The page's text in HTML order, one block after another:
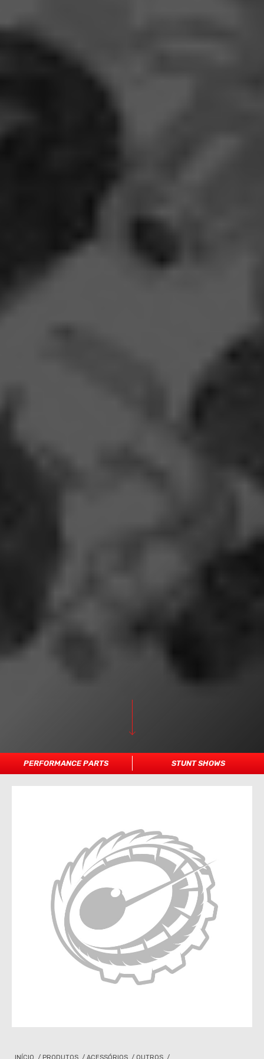
PERFORMANCE PARTS STUNT SHOWS